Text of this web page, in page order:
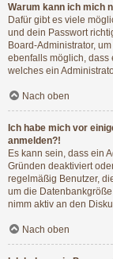
Warum kann ich mich
Dafür gibt es viele
und dein Passwort
Board-Administrator,
ebenfalls möglich, dass
welches ein
Nach oben
Ich habe mich vor
anmelden?!
Es kann sein, dass ein
Gründen deaktiviert
regelmäßig Benutzer,
um die
nimm aktiv an den
Nach oben